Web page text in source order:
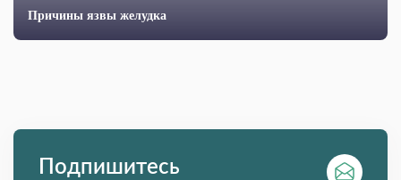
Причины язвы желудка
Подпишитесь